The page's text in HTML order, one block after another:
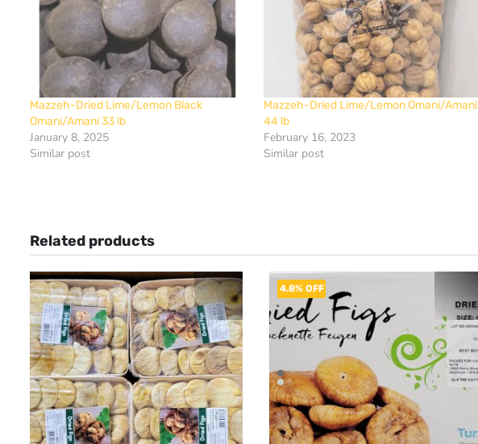
Mazzeh-Dried Lime/Lemon Black
Omani/Amani 33 lb
January 8, 2025
Similar post
Mazzeh-Dried Lime/Lemon Omani/Amani
44 lb
February 16, 2023
Similar post
Related products
4.8% OFF